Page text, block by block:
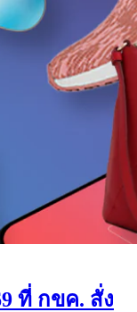
ที่ กขค. สั่ง